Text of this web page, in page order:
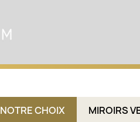
NOTRE CHOIX MIROIRS